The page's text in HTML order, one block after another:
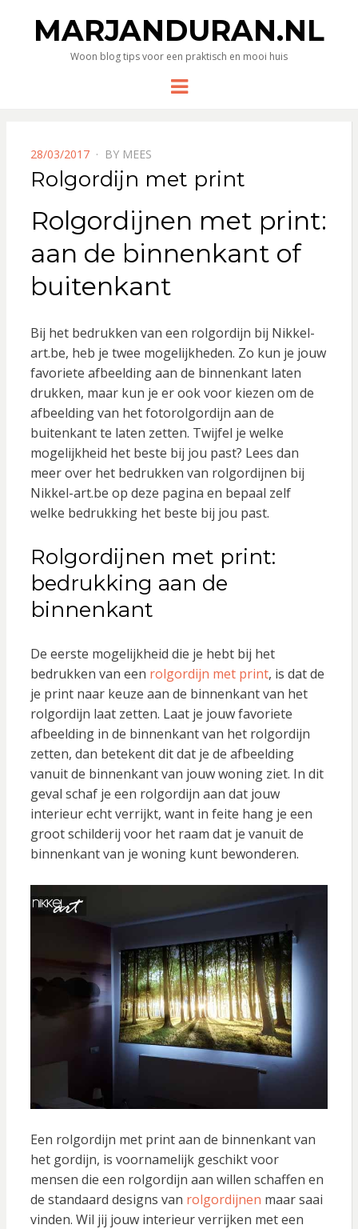
MARJANDURAN.NL
Woon blog tips voor een praktisch en mooi huis
Menu
POSTED
ON
28/03/2017 BY MEES
Rolgordijn met print
Rolgordijnen met print:
aan de binnenkant of
buitenkant
Bij het bedrukken van een rolgordijn bij Nikkel-
art.be, heb je twee mogelijkheden. Zo kun je jouw
favoriete afbeelding aan de binnenkant laten
drukken, maar kun je er ook voor kiezen om de
afbeelding van het fotorolgordijn aan de
buitenkant te laten zetten. Twijfel je welke
mogelijkheid het beste bij jou past? Lees dan
meer over het bedrukken van rolgordijnen bij
Nikkel-art.be op deze pagina en bepaal zelf
welke bedrukking het beste bij jou past.
Rolgordijnen met print:
bedrukking aan de
binnenkant
De eerste mogelijkheid die je hebt bij het
bedrukken van een rolgordijn met print, is dat de
je print naar keuze aan de binnenkant van het
rolgordijn laat zetten. Laat je jouw favoriete
afbeelding in de binnenkant van het rolgordijn
zetten, dan betekent dit dat je de afbeelding
vanuit de binnenkant van jouw woning ziet. In dit
geval schaf je een rolgordijn aan dat jouw
interieur echt verrijkt, want in feite hang je een
groot schilderij voor het raam dat je vanuit de
binnenkant van je woning kunt bewonderen.
Een rolgordijn met print aan de binnenkant van
het gordijn, is voornamelijk geschikt voor
mensen die een rolgordijn aan willen schaffen en
de standaard designs van rolgordijnen maar saai
vinden. Wil jij jouw interieur verrijken met een